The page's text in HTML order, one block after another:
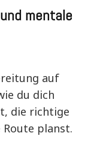
mentale
auf
du dich
die richtige
planst.